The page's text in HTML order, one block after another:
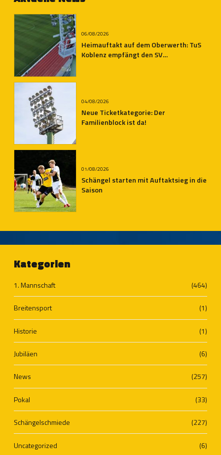
06/08/2026
Heimauftakt auf dem Oberwerth: TuS
Koblenz empfängt den SV
04/08/2026
Neue Ticketkategorie: Der
Familienblock ist da!
01/08/2026
Schängel starten mit Auftaktsieg in die
Saison
Kategorien
1. Mannschaft (464)
Breitensport (1)
Historie (1)
Jubiläen (6)
News (257)
Pokal (33)
Schängelschmiede (227)
Uncategorized (6)